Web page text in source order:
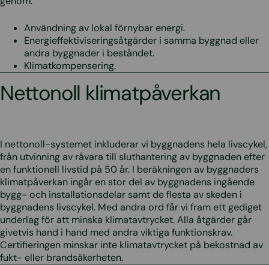
Användning av lokal förnybar energi.
Energieffektiviseringsåtgärder i samma byggnad eller
andra byggnader i beståndet.
Klimatkompensering.
Nettonoll klimatpåverkan
I nettonoll-systemet inkluderar vi byggnadens hela livscykel,
från utvinning av råvara till sluthantering av byggnaden efter
en funktionell livstid på 50 år. I beräkningen av byggnaders
klimatpåverkan ingår en stor del av byggnadens ingående
bygg- och installationsdelar samt de flesta av skeden i
byggnadens livscykel. Med andra ord får vi fram ett gediget
underlag för att minska klimatavtrycket. Alla åtgärder går
givetvis hand i hand med andra viktiga funktionskrav.
Certifieringen minskar inte klimatavtrycket på bekostnad av
fukt- eller brandsäkerheten.